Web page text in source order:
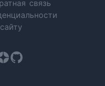
связь